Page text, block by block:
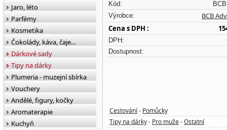
Kód:
Výrobce:
BCB
Cena s DPH :
DPH:
Dostupnost:
Cestování - Pomůcky
Tipy na dárky - Pro muže - Ostatní
Jaro, léto
Parfémy
Kosmetika
Čokolády, káva, čaje...
Dárkové sady
Tipy na dárky
Plumeria - muzejní sbírka
Vouchery
Andělé, figury, kočky
Aromaterapie
Kuchyň